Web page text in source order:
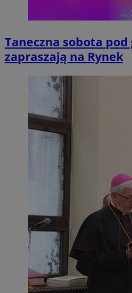
Taneczna sobota
zapraszają na Rynek